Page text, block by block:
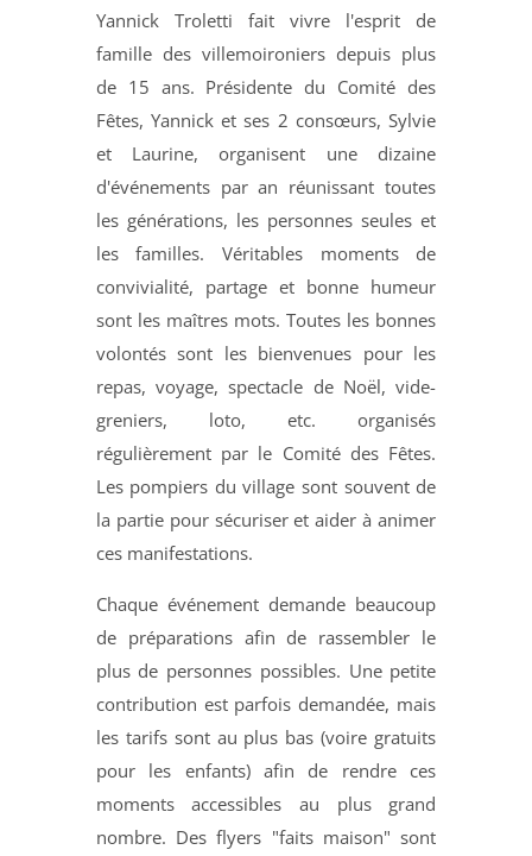
Yannick Troletti fait vivre l'esprit de
famille des villemoironiers depuis plus
de 15 ans. Présidente du Comité des
Fêtes, Yannick et ses 2 consœurs, Sylvie
et Laurine, organisent une dizaine
d'événements par an réunissant toutes
les générations, les personnes seules et
les familles. Véritables moments de
convivialité, partage et bonne humeur
sont les maîtres mots. Toutes les bonnes
volontés sont les bienvenues pour les
repas, voyage, spectacle de Noël, vide-
greniers, loto, etc. organisés
régulièrement par le Comité des Fêtes.
Les pompiers du village sont souvent de
la partie pour sécuriser et aider à animer
ces manifestations.
Chaque événement demande beaucoup
de préparations afin de rassembler le
plus de personnes possibles. Une petite
contribution est parfois demandée, mais
les tarifs sont au plus bas (voire gratuits
pour les enfants) afin de rendre ces
moments accessibles au plus grand
nombre. Des flyers "faits maison" sont